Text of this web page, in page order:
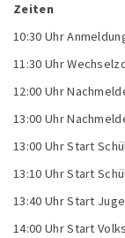
Zeiten
10:30 Uhr
11:30 Uhr
12:00 Uhr
13:00 Uhr
13:00 Uhr Start
13:10 Uhr Start
13:40 Uhr Start
14:00 Uhr Start